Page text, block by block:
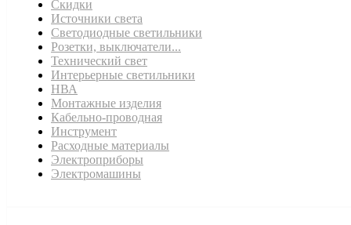
Скидки
Источники света
Светодиодные светильники
Розетки, выключатели...
Технический свет
Интерьерные светильники
НВА
Монтажные изделия
Кабельно-проводная
Инструмент
Расходные материалы
Электроприборы
Электромашины